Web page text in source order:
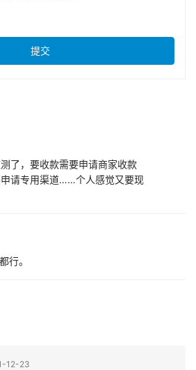
提交
了，要收款需要申请商家收款
请专用渠道……个人感觉又要现
行。
12-23